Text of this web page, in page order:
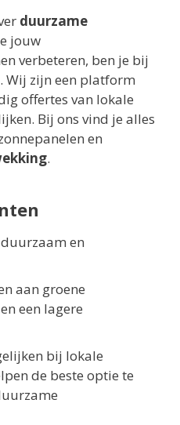
duurzame
jouw
verbeteren, ben je bij
Wij zijn een platform
offertes van lokale
Bij ons vind je alles
en
.
en
aan groene
een lagere
bij lokale
de beste optie te